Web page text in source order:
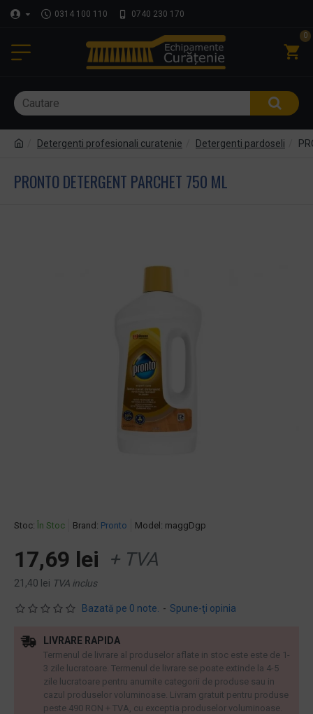
0314 100 110 0740 230 170
0
Detergenti profesionali curatenie Detergenti pardoseli
PRONTO DETERGENT PARCHET 750 ML
Stoc: În Stoc Brand: Pronto Model: maggDgp
Bazată pe 0 note. - Spune-ţi opinia
17,69 lei + TVA
21,40 lei TVA inclus
LIVRARE RAPIDA
Termenul de livrare al produselor aflate in stoc este este de 1-
3 zile lucratoare. Termenul de livrare se poate extinde la 4-5
zile lucratoare pentru anumite categorii de produse sau in
cazul produselor voluminoase. Livram gratuit pentru produse
peste 490 RON + TVA, cu exceptia produselor voluminoase.